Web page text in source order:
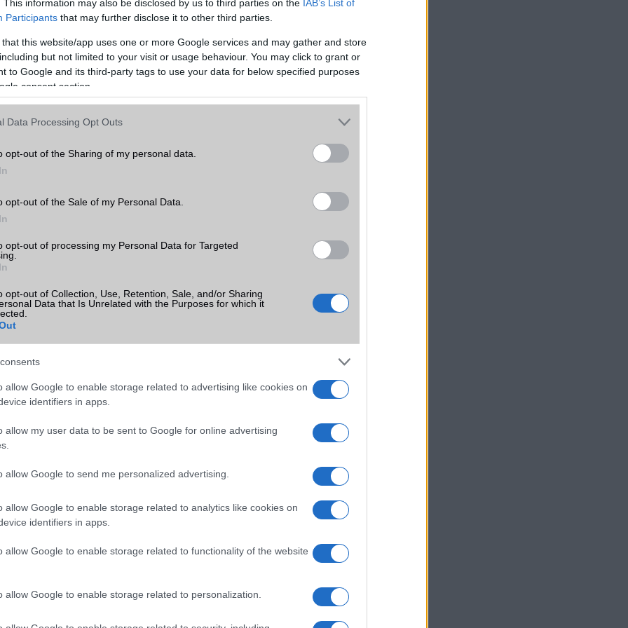
This information may also be disclosed by us to third parties on the IAB’s List of
Participants that may further disclose it to other third parties.
that this website/app uses one or more Google services and may gather and store
but not limited to your visit or usage behaviour. You may click to grant or
to Google and its third-party tags to use your data for below specified purposes
consent section.
Data Processing Opt Outs
opt-out of the Sharing of my personal data.
opt-out of the Sale of my Personal Data.
opt-out of processing my Personal Data for Targeted
opt-out of Collection, Use, Retention, Sale, and/or Sharing
Data that Is Unrelated with the Purposes for which it
allow Google to enable storage related to advertising like cookies on
identifiers in apps.
allow my user data to be sent to Google for online advertising
allow Google to send me personalized advertising.
allow Google to enable storage related to analytics like cookies on
identifiers in apps.
allow Google to enable storage related to functionality of the website
allow Google to enable storage related to personalization.
Min. memória 20 MB
Min. háttértár Nincs
Memória bővíthetőség T-Flash/microSD
ADATCSERE
GPRS
Infraport Nincs
B/T extra A2DP
Wi-Fi Direct Nincs
Wi-Fi HotSpot Nincs
TV/USB kapcsolat Nincs
Push to Talk
AKKUMULÁTOR
Készenléti idő h /
408